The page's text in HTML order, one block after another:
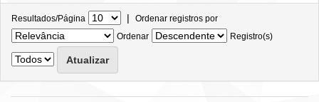
Resultados/Página | Ordenar registros por
Ordenar
Registro(s)